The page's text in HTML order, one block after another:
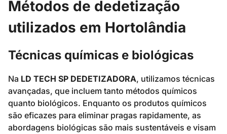
Métodos de dedetização
utilizados em Hortolândia
Técnicas químicas e biológicas
Na LD TECH SP DEDETIZADORA, utilizamos técnicas
avançadas, que incluem tanto métodos químicos
quanto biológicos. Enquanto os produtos químicos
são eficazes para eliminar pragas rapidamente, as
abordagens biológicas são mais sustentáveis e visam